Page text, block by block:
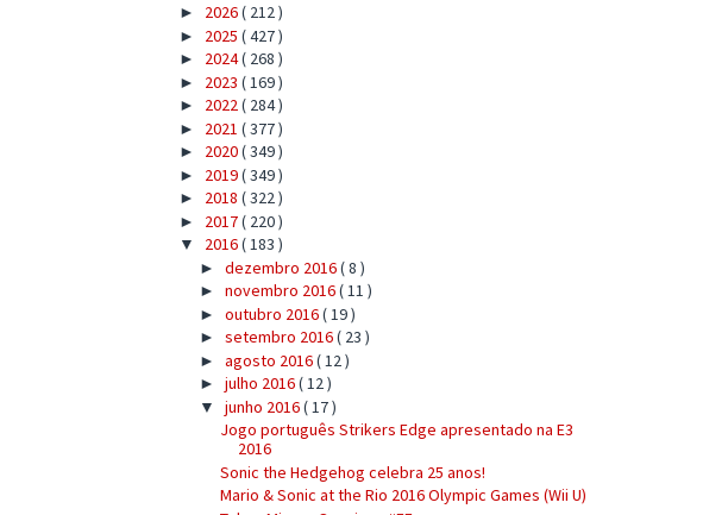
► 2026( 212 )
► 2025 ( 427 )
► 2024( 268 )
► 2023 ( 169 )
► 2022( 284 )
► 2021 ( 377 )
► 2020( 349 )
► 2019( 349 )
► 2018 ( 322 )
► 2017( 220 )
▼ 2016( 183 )
► dezembro 2016( 8 )
► novembro 2016( 11 )
► outubro 2016( 19 )
► setembro 2016( 23 )
► agosto 2016( 12 )
► julho 2016( 12 )
▼ junho 2016( 17 )
Jogo português Strikers Edge apresentado na E3
2016
Sonic the Hedgehog celebra 25 anos!
Mario & Sonic at the Rio 2016 Olympic Games (Wii U)